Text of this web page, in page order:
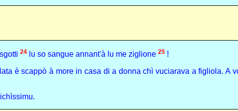
24 lu so sangue annant'à lu me ziglione 25 !
è scappò à more in casa di a donna chì vuciarava a figliola. A